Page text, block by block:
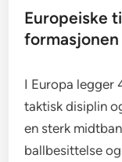
Europeiske
formasjonen
I Europa legger
taktisk disiplin
en sterk
ballbesittelse